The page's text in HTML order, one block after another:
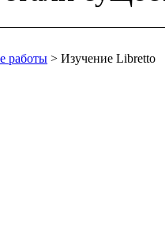
работы > Изучение Libretto